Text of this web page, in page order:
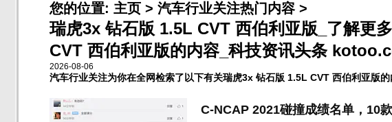
您的位置: 主页 > 汽车行业关注热门内容 >
瑞虎3x 钻石版 1.5L CVT 西伯利亚版_了解更
CVT 西伯利亚版的内容_科技资讯头条
2026-08-06
汽车行业关注为你在全网检索了以下有关瑞虎3x 钻石版 1.5L CVT 西伯利亚版的
C-NCAP 2021碰撞成绩名单，10